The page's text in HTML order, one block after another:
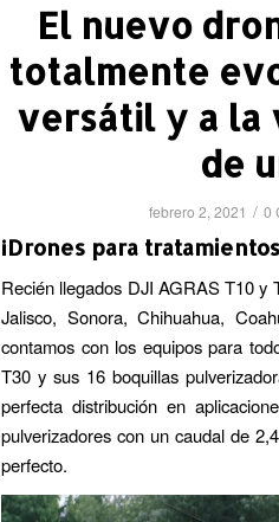
El nuevo
totalmente
versátil y a la
de
febrero 2, 2021 / 0
¡Drones para
Recién llegados DJI AGRAS T10 y
Jalisco, Sonora, Chihuahua,
contamos con los equipos para
T30 y sus 16 boquillas
perfecta distribución en
pulverizadores con un caudal de
perfecto.